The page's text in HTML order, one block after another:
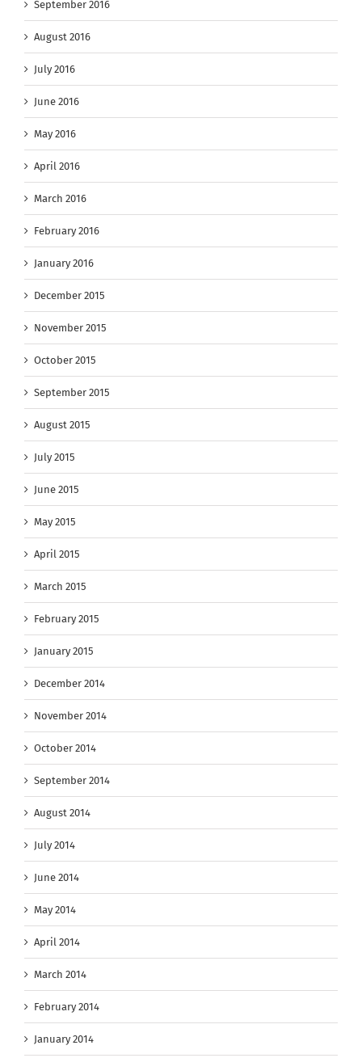
September 2016
August 2016
July 2016
June 2016
May 2016
April 2016
March 2016
February 2016
January 2016
December 2015
November 2015
October 2015
September 2015
August 2015
July 2015
June 2015
May 2015
April 2015
March 2015
February 2015
January 2015
December 2014
November 2014
October 2014
September 2014
August 2014
July 2014
June 2014
May 2014
April 2014
March 2014
February 2014
January 2014